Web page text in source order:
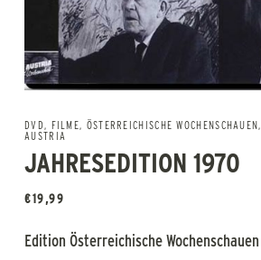
DVD, FILME, ÖSTERREICHISCHE WOCHENSCHAUEN,
AUSTRIA
JAHRESEDITION 1970
€19,99
Edition Österreichische Wochenschauen